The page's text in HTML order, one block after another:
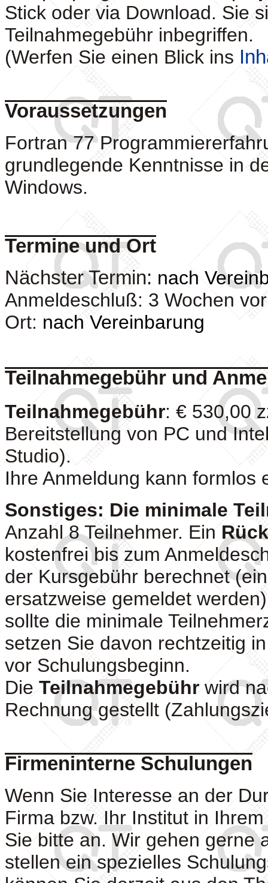
Stick oder via Download. Sie
Teilnahmegebühr inbegriffen.
(Werfen Sie einen Blick ins
Voraussetzungen
Fortran 77
grundlegende Kenntnisse in
Windows.
Termine und Ort
Nächster Termin: nach
Anmeldeschluß: 3 Wochen
Ort: nach Vereinbarung
Teilnahmegebühr und
Teilnahmegebühr: € 530,00
Bereitstellung von PC und
Studio).
Ihre Anmeldung kann formlos
Sonstiges: Die minimale
Anzahl 8 Teilnehmer. Ein
kostenfrei bis zum
der Kursgebühr berechnet
ersatzweise gemeldet
sollte die minimale
setzen Sie davon rechtzeitig
vor Schulungsbeginn.
DieTeilnahmegebührwird
Rechnung gestellt
Firmeninterne Schulungen
Wenn Sie Interesse an der
Firma bzw. Ihr Institut in
Sie bitte an. Wir gehen gerne
stellen ein spezielles